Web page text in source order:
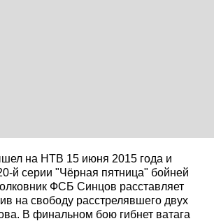
на НТВ 15 июня 2015 года и
й серии "Чёрная пятница" бойней
ФСБ Синцов расставляет
на свободу расстрелявшего двух
В финальном бою гибнет ватага